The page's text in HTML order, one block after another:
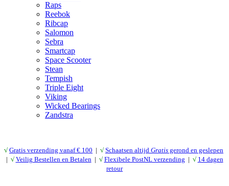
Raps
Reebok
Ribcap
Salomon
Sebra
Smartcap
Space Scooter
Stean
Tempish
Triple Eight
Viking
Wicked Bearings
Zandstra
√ Gratis verzending vanaf € 100 | √ Schaatsen altijd Gratis gerond en geslepen
| √ Veilig Bestellen en Betalen | √ Flexibele PostNL verzending | √ 14 dagen
retour